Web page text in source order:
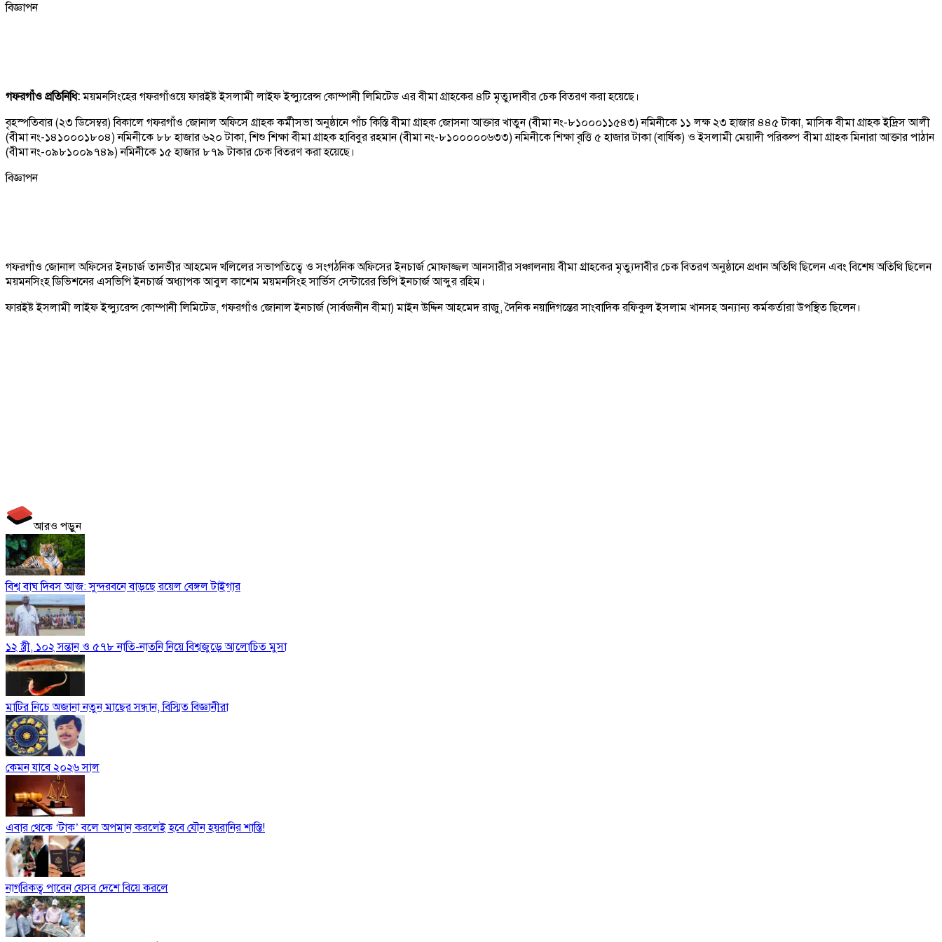
বিজ্ঞাপন
গফরগাঁও প্রতিনিধি:ময়মনসিংহের গফরগাঁওয়ে ফারইষ্ট ইসলামী লাইফ ইন্স্যুরেন্স কোম্পানী লিমিটেড এর বীমা গ্রাহকের ৪টি মৃত্যুদাবীর চেক বিতরণ করা হয়েছে।
বৃহস্পতিবার (২৩ ডিসেম্বর) বিকালে গফরগাঁও জোনাল অফিসে গ্রাহক কর্মীসভা অনুষ্ঠানে পাঁচ কিস্তি বীমা গ্রাহক জোসনা আক্তার খাতুন (বীমা নং-৮১০০০১১৫৪৩) নমিনীকে ১১ লক্ষ ২৩ হাজার ৪৪৫ টাকা, মাসিক বীমা গ্রাহক ইদ্রিস আলী
(বীমা নং-১৪১০০০১৮০৪) নমিনীকে ৮৮ হাজার ৬২০ টাকা, শিশু শিক্ষা বীমা গ্রাহক হাবিবুর রহমান (বীমা নং-৮১০০০০০৬৩৩) নমিনীকে শিক্ষা বৃত্তি ৫ হাজার টাকা (বার্ষিক) ও ইসলামী মেয়াদী পরিকল্প বীমা গ্রাহক মিনারা আক্তার পাঠান
(বীমা নং-০৯৮১০০৯৭৪৯) নমিনীকে ১৫ হাজার ৮৭৯ টাকার চেক বিতরণ করা হয়েছে।
বিজ্ঞাপন
গফরগাঁও জোনাল অফিসের ইনচার্জ তানভীর আহমেদ খলিলের সভাপতিত্বে ও সংগঠনিক অফিসের ইনচার্জ মোফাজ্জল আনসারীর সঞ্চালনায় বীমা গ্রাহকের মৃত্যুদাবীর চেক বিতরণ অনুষ্ঠানে প্রধান অতিথি ছিলেন এবং বিশেষ অতিথি ছিলেন
ময়মনসিংহ ডিভিশনের এসভিপি ইনচার্জ অধ‍্যাপক আবুল কাশেম ময়মনসিংহ সার্ভিস সেন্টারের ভিপি ইনচার্জ আব্দুর রহিম।
ফারইষ্ট ইসলামী লাইফ ইন্স্যুরেন্স কোম্পানী লিমিটেড, গফরগাঁও জোনাল ইনচার্জ (সার্বজনীন বীমা) মাইন উদ্দিন আহমেদ রাজু, দৈনিক নয়াদিগন্তের সাংবাদিক রফিকুল ইসলাম খানসহ অন্যান্য কর্মকর্তারা উপস্থিত ছিলেন।
আরও পড়ুন
বিশ্ব বাঘ দিবস আজ: সুন্দরবনে বাড়ছে রয়েল বেঙ্গল টাইগার
১২ স্ত্রী, ১০২ সন্তান ও ৫৭৮ নাতি-নাতনি নিয়ে বিশ্বজুড়ে আলোচিত মুসা
মাটির নিচে অজানা নতুন মাছের সন্ধান, বিস্মিত বিজ্ঞানীরা
কেমন যাবে ২০২৬ সাল
এবার থেকে ‘টাক’ বলে অপমান করলেই হবে যৌন হয়রানির শাস্তি!
নাগরিকত্ব পাবেন যেসব দেশে বিয়ে করলে